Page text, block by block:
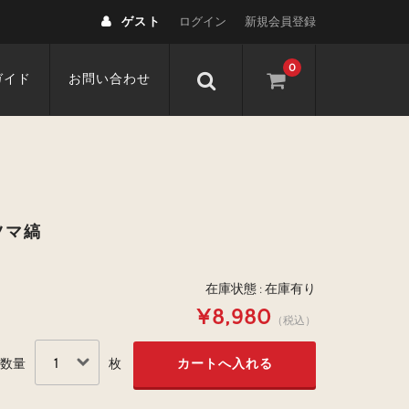
ゲスト ログイン 新規会員登録
0
ド お問い合わせ
マ縞
在庫状態 : 在庫有り
¥8,980 （税込）
数量 枚